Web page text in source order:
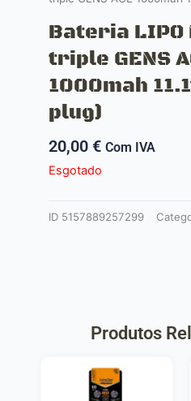
Bateria LIPO
triple GENS
1000mah
plug)
20,00 € Com IVA
Esgotado
ID 5157889257299
Produtos